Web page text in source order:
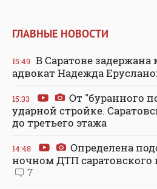
ГЛАВНЫЕ НОВОСТИ
15:49 В Саратове
адвокат Надежда
15:33
От "буранного
ударной стройке.
до третьего этажа
14:48
Определена
ночном ДТП саратовского
7